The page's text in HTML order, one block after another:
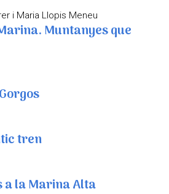
i Maria Llopis Meneu
Muntanyes que
tren
a la Marina Alta